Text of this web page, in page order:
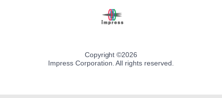
Copyright ©2026
Impress Corporation. All rights reserved.